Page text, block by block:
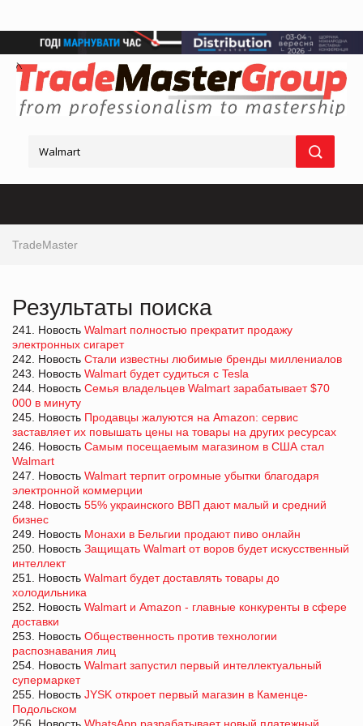
TradeMaster
Результаты поиска
241. Новость Walmart полностью прекратит продажу
электронных сигарет
242. Новость Стали известны любимые бренды миллениалов
243. Новость Walmart будет судиться с Tesla
244. Новость Семья владельцев Walmart зарабатывает $70
000 в минуту
245. Новость Продавцы жалуются на Amazon: сервис
заставляет их повышать цены на товары на других ресурсах
246. Новость Самым посещаемым магазином в США стал
Walmart
247. Новость Walmart терпит огромные убытки благодаря
электронной коммерции
248. Новость 55% украинского ВВП дают малый и средний
бизнес
249. Новость Монахи в Бельгии продают пиво онлайн
250. Новость Защищать Walmart от воров будет искусственный
интеллект
251. Новость Walmart будет доставлять товары до
холодильника
252. Новость Walmart и Amazon - главные конкуренты в сфере
доставки
253. Новость Общественность против технологии
распознавания лиц
254. Новость Walmart запустил первый интеллектуальный
супермаркет
255. Новость JYSK откроет первый магазин в Каменце-
Подольском
256. Новость WhatsApp разрабатывает новый платежный